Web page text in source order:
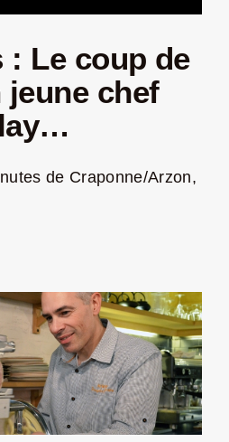
: Le coup de
chef
de Craponne/Arzon,